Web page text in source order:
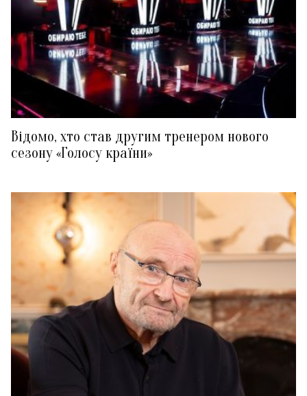
Відомо, хто став другим тренером нового
сезону «Голосу країни»